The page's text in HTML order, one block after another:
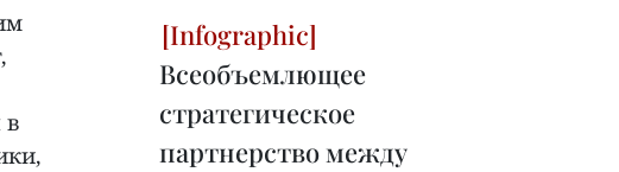
в
Всеобъемлющее
стратегическое
партнерство между